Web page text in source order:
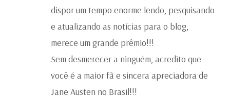
dispor um tempo enorme lendo, pesquisando
e atualizando as notícias para o blog,
merece um grande prêmio!!!
Sem desmerecer a ninguém, acredito que
você é a maior fã e sincera apreciadora de
Jane Austen no Brasil!!!